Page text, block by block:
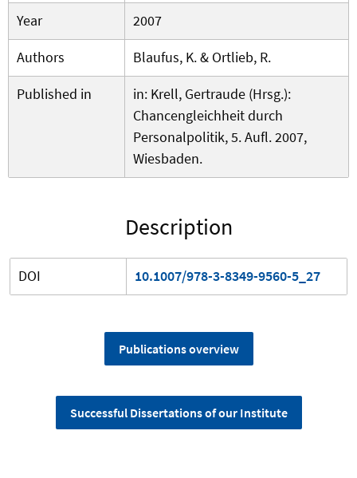
Year
2007
Authors
Blaufus, K. & Ortlieb, R.
Published in
in: Krell, Gertraude (Hrsg.):
Chancengleichheit durch
Personalpolitik, 5. Aufl. 2007,
Wiesbaden.
Description
DOI 10.1007/978-3-8349-9560-5_27
Publications overview
Successful Dissertations of our Institute